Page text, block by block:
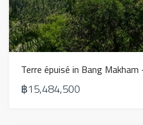
Terre épuisé in Bang
฿15,484,500